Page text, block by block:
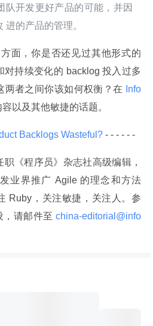
队开发更好产品的可能，并因
进的产品的管理。
面，你是否还见过其他形式的
对持续变化的 backlog 投入过多
两者之间你该如何权衡？在 Info
以及其他敏捷的话题。
Backlogs Wasteful? - - - - - -
职《程序员》杂志社高级编辑，
业界推广 Agile 的理念和方法
Ruby，关注敏捷，关注人。参
，请邮件至 china-editorial@info